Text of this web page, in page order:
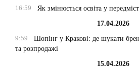
16:59
Як змінюється освіта у
17.04.2026
9:59
Шопінг у Кракові: де шукати
та розпродажі
15.04.2026